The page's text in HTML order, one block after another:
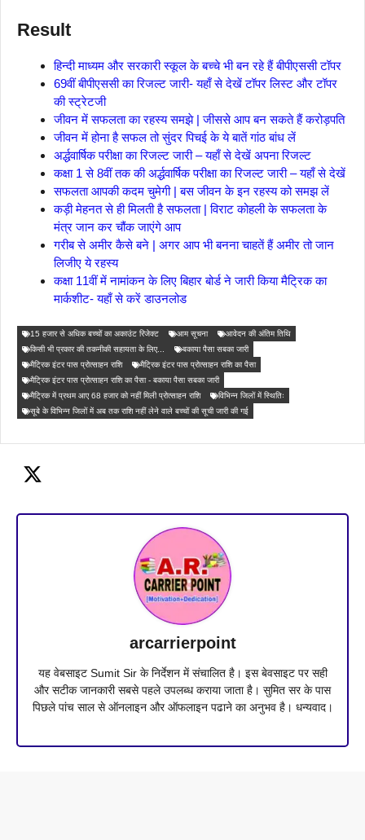
Result
हिन्दी माध्यम और सरकारी स्कूल के बच्चे भी बन रहे हैं बीपीएससी टॉपर
69वीं बीपीएससी का रिजल्ट जारी- यहाँ से देखें टॉपर लिस्ट और टॉपर
की स्ट्रेटजी
जीवन में सफलता का रहस्य समझे | जीससे आप बन सकते हैं करोड़पति
जीवन में होना है सफल तो सुंदर पिचई के ये बातें गांठ बांध लें
अर्द्धवार्षिक परीक्षा का रिजल्ट जारी – यहाँ से देखें अपना रिजल्ट
कक्षा 1 से 8वीं तक की अर्द्धवार्षिक परीक्षा का रिजल्ट जारी – यहाँ से देखें
सफलता आपकी कदम चुमेगी | बस जीवन के इन रहस्य को समझ लें
कड़ी मेहनत से ही मिलती है सफलता | विराट कोहली के सफलता के
मंत्र जान कर चौंक जाएंगे आप
गरीब से अमीर कैसे बने | अगर आप भी बनना चाहतें हैं अमीर तो जान
लिजीए ये रहस्य
कक्षा 11वीं में नामांकन के लिए बिहार बोर्ड ने जारी किया मैट्रिक का
मार्कशीट- यहाँ से करें डाउनलोड
15 हजार से अधिक बच्चों का अकाउंट रिजेक्ट आम सूचना
आवेदन की अंतिम तिथि
किसी भी प्रकार की तकनीकी सहायता के लिए...
बकाया पैसा सबका जारी
मैट्रिक इंटर पास प्रोत्साहन राशि
मैट्रिक इंटर पास प्रोत्साहन राशि का पैसा
मैट्रिक इंटर पास प्रोत्साहन राशि का पैसा - बकाया पैसा सबका जारी
मैट्रिक में प्रथम आए 68 हजार को नहीं मिली प्रोत्साहन राशि
विभिन्न जिलों में स्थितिः
सूबे के विभिन्न जिलों में अब तक राशि नहीं लेने वाले बच्चों की सूची जारी की गई
arcarrierpoint
यह वेबसाइट Sumit Sir के निर्देशन में संचालित है। इस बेवसाइट पर सही
और सटीक जानकारी सबसे पहले उपलब्ध कराया जाता है। सुमित सर के पास
पिछले पांच साल से ऑनलाइन और ऑफलाइन पढाने का अनुभव है। धन्यवाद।